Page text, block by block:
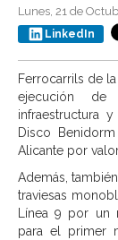
Lunes, 21 de
LinkedIn
Ferrocarrils de
ejecución
infraestructura
Disco
Alicante por
Además,
traviesas
Línea 9 por un
para el primer